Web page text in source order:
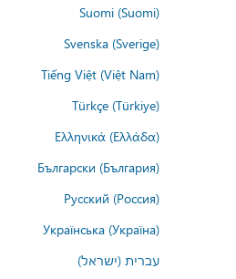
Suomi (Suomi)
Svenska (Sverige)
Tiếng Việt (Việt Nam)
Türkçe (Türkiye)
Ελληνικά (Ελλάδα)
Български (България)
Русский (Россия)
Українська (Україна)
עברית (ישראל)